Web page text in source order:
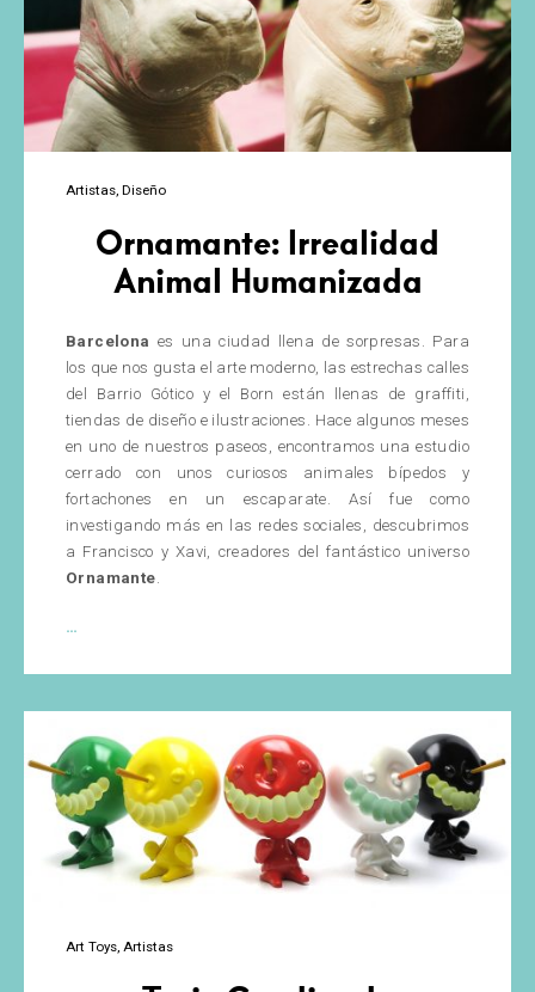
Artistas Diseño
Ornamante: Irrealidad
Animal Humanizada
Barcelona es una ciudad llena de sorpresas. Para
los que nos gusta el arte moderno, las estrechas calles
del Barrio Gótico y el Born están llenas de graffiti,
tiendas de diseño e ilustraciones. Hace algunos meses
en uno de nuestros paseos, encontramos una estudio
cerrado con unos curiosos animales bípedos y
fortachones en un escaparate. Así fue como
investigando más en las redes sociales, descubrimos
a Francisco y Xavi, creadores del fantástico universo
Ornamante.
…
Animal
Humanizada
Art Toys Artistas